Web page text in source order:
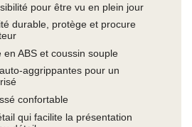
pour être vu en plein jour
durable, protège et procure
ABS et coussin souple
aggrippantes pour un
confortable
qui facilite la présentation